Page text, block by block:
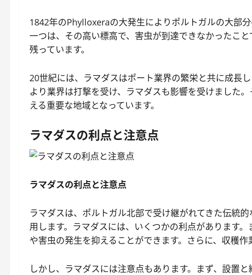
1842年のPhylloxeraの大発生によりポルトガルの大部
一つは、その高い標高で、害虫が到達できなかったこ
残っています。
20世紀には、ラマダスはポート業界の繁栄と共に成長
より業界は打撃を受け、ラマダスも影響を受けました
える重要な地域となっています。
ラマダスの利点と注意点
ラマダスの利点と注意点
ラマダスは、ポルトガル北部で受け継がれてきた伝統
用します。ラマダスには、いくつかの利点があります
や害虫の発生を抑えることができます。さらに、収穫作
しかし、ラマダスには注意点もあります。まず、設置